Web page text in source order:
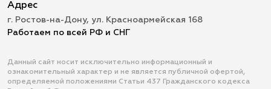
Адрес
г. Ростов-на-Дону, ул. Красноармейская 168
Работаем по всей РФ и СНГ
Данный сайт носит исключительно информационный и
ознакомительный характер и не является публичной офертой,
определяемой положениями Статьи 437 Гражданского кодекса